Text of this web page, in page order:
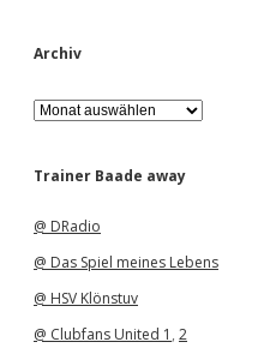
Archiv
A
r
h
Trainer Baade away
@ DRadio
@ Das Spiel meines Lebens
@ HSV Klönstuv
@ Clubfans United 1 , 2